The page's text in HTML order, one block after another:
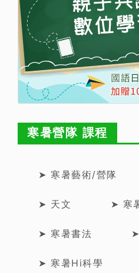
寒暑營隊 課程
➤ 寒暑藝術/營隊
➤ 天文 ➤ 寒
➤ 寒暑書法
➤ 寒暑Hi科學